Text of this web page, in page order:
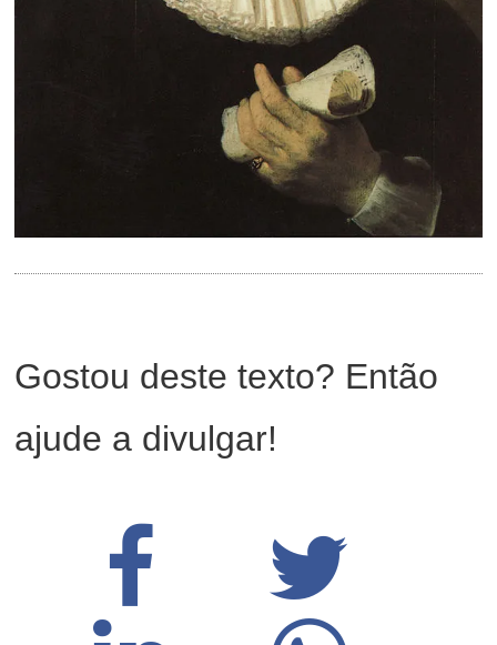
Gostou deste texto? Então
ajude a divulgar!